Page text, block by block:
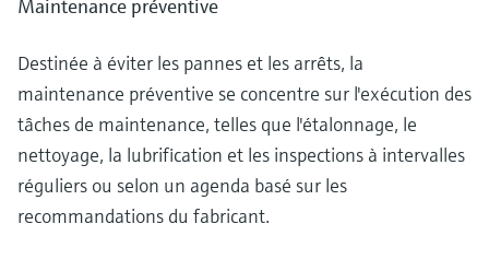
Maintenance préventive
Destinée à éviter les pannes et les arrêts, la
maintenance préventive se concentre sur l'exécution des
tâches de maintenance, telles que l'étalonnage, le
nettoyage, la lubrification et les inspections à intervalles
réguliers ou selon un agenda basé sur les
recommandations du fabricant.